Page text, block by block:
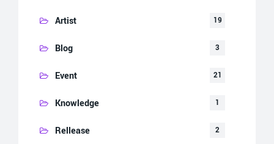
Artist 19
Blog 3
Event 21
Knowledge 1
Rellease 2